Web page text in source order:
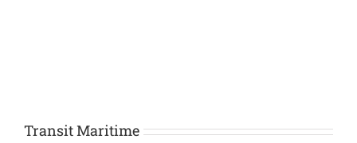
Transit Maritime